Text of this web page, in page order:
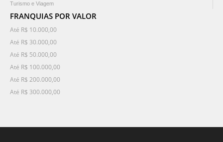
Turismo e Viagem
FRANQUIAS POR VALOR
Até R$ 10.000,00
Até R$ 30.000,00
Até R$ 50.000,00
Até R$ 100.000,00
Até R$ 200.000,00
Até R$ 300.000,00